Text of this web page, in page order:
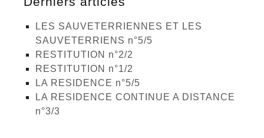
LES SAUVETERRIENNES ET LES
SAUVETERRIENS n°5/5
RESTITUTION n°2/2
RESTITUTION n°1/2
LA RESIDENCE n°5/5
LA RESIDENCE CONTINUE A DISTANCE
n°3/3